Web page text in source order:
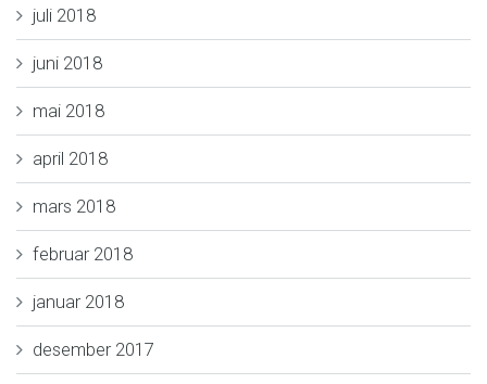
juli 2018
juni 2018
mai 2018
april 2018
mars 2018
februar 2018
januar 2018
desember 2017